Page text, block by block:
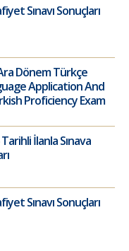
Sınavı Sonuçları
Dönem Türkçe
Application And
Proficiency Exam
İlanla Sınava
Sınavı Sonuçları